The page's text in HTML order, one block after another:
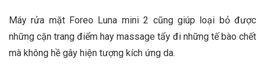
Máy rửa mặt Foreo Luna mini 2 cũng giúp loại bỏ được
những cặn trang điểm hay massage tẩy đi những tế bào chết
mà không hề gây hiện tượng kích ứng da.